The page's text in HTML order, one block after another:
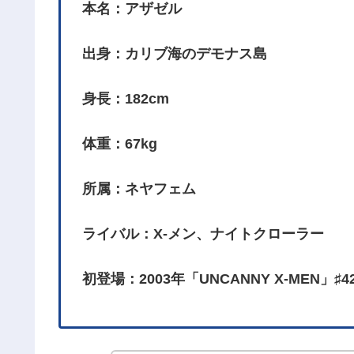
本名：アザゼル
出身：カリブ海のデモナス島
身長：182cm
体重：67kg
所属：ネヤフェム
ライバル：X-メン、ナイトクローラー
初登場：2003年「UNCANNY X-MEN」